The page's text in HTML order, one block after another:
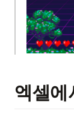
엑셀에